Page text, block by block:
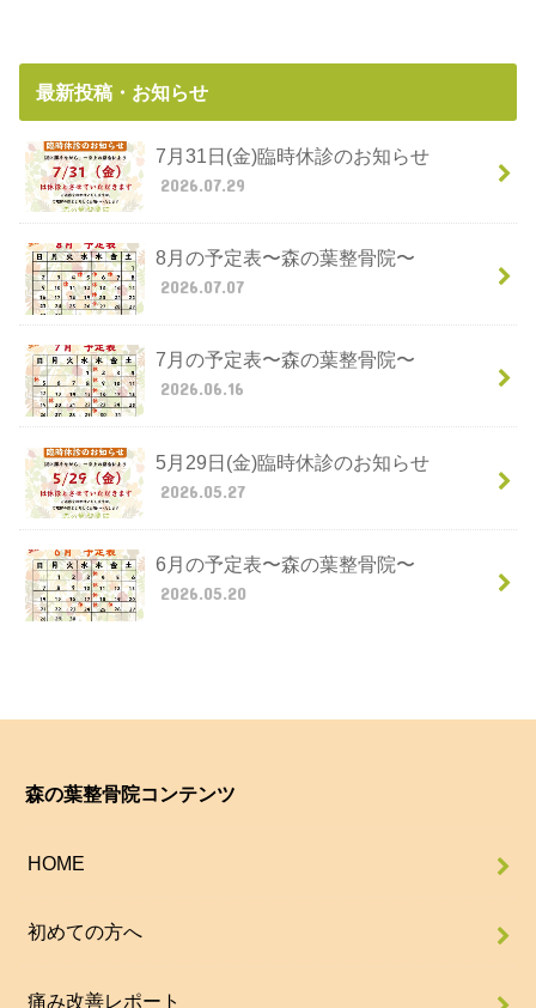
最新投稿・お知らせ
7月31日(金)臨時休診のお知らせ
2026.07.29
8月の予定表〜森の葉整骨院〜
2026.07.07
7月の予定表〜森の葉整骨院〜
2026.06.16
5月29日(金)臨時休診のお知らせ
2026.05.27
6月の予定表〜森の葉整骨院〜
2026.05.20
森の葉整骨院コンテンツ
HOME
初めての方へ
痛み改善レポート